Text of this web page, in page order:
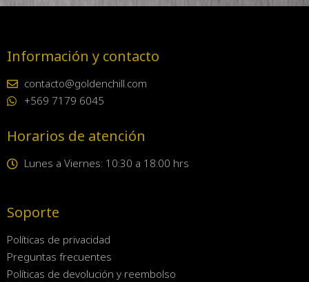
Información y contacto
contacto@goldenchill.com
+569 7179 6045
Horarios de atención
Lunes a Viernes: 10:30 a 18:00 hrs
Soporte
Políticas de privacidad
Preguntas frecuentes
Políticas de devolución y reembolso